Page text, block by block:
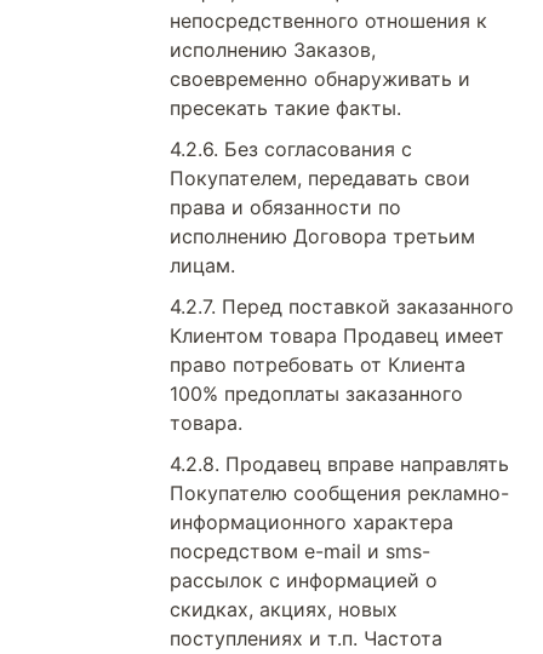
непосредственного отношения к
исполнению Заказов,
своевременно обнаруживать и
пресекать такие факты.
Без согласования с
Покупателем, передавать свои
права и обязанности по
исполнению Договора третьим
лицам.
Перед поставкой заказанного
Клиентом товара Продавец имеет
право потребовать от Клиента
100% предоплаты заказанного
товара.
Продавец вправе направлять
Покупателю сообщения рекламно-
информационного характера
посредством e-mail и sms-
рассылок с информацией о
скидках, акциях, новых
поступлениях и т.п. Частота